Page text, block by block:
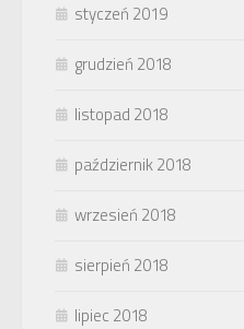
styczeń 2019
grudzień 2018
listopad 2018
październik 2018
wrzesień 2018
sierpień 2018
lipiec 2018